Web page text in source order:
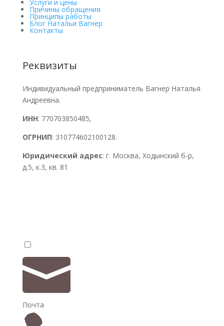
Услуги и цены
Причины обращения
Принципы работы
Блог Натальи Вагнер
Контакты
Реквизиты
Индивидуальный предприниматель Вагнер Наталья
Андреевна.
ИНН: 770703850485,
ОГРНИП: 310774602100128.
Юридический адрес: г. Москва, Ходынский б-р,
д.5, к.3, кв. 81

Почта